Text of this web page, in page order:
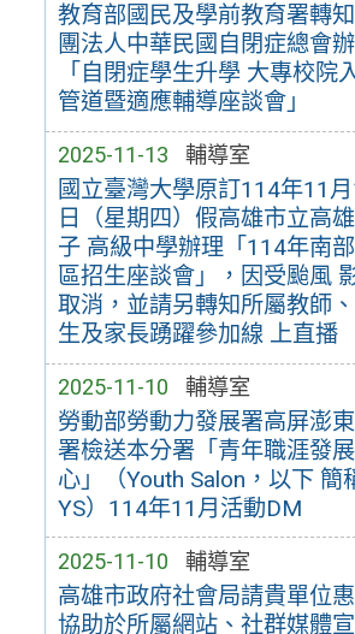
教育部國民及學前教育署轉
團法人中華民國自閉症總會
「自閉症學生升學 大專校院
管道暨適應輔導座談會」
2025-11-13 輔導室
國立臺灣大學原訂114年11
日（星期四）假高雄市立高
子 高級中學辦理「114年南
區招生座談會」，因受颱風
取消，並請另轉知所屬教師
生及家長踴躍參加線 上直播
2025-11-10 輔導室
勞動部勞動力發展署高屏澎
署檢送本分署「青年職涯發
心」（Youth Salon，以下 簡
YS）114年11月活動DM
2025-11-10 輔導室
高雄市政府社會局請貴單位
協助於所屬網站、社群媒體